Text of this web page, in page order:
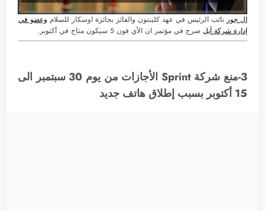
ال جور نائب الرئيس في عهد كلينتون والفائز بجائزة اوسكار للسلام وعضو في
إدارة شركة آبل صرح في مؤتمر ان الأي فون 5 سيكون متاح في أكتوبر.
3-منع شركة Sprint الأجازات من يوم 30 سبتمبر الى
15 أكتوبر بسبب إطلاق هاتف جديد